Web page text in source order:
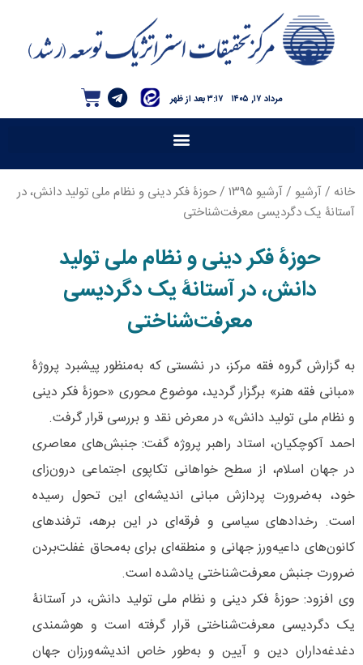
۳:۱۷ بعد از ظهر مرداد ۱۷, ۱۴۰۵
خانه /آرشیو /آرشیو ۱۳۹۵
/ حوزۀ فکر دینی و نظام ملی تولید دانش، در
آستانۀ یک دگردیسی معرفت‌شناختی
حوزۀ فکر دینی و نظام ملی تولید
دانش، در آستانۀ یک دگردیسی
معرفت‌شناختی
به گزارش گروه فقه مرکز، در نشستی که به‌منظور پیشبرد پروژۀ
«مبانی فقه هنر» برگزار گردید، موضوع محوری «حوزۀ فکر دینی
و نظام ملی تولید دانش» در معرض نقد و بررسی قرار گرفت.
احمد آکوچکیان، استاد راهبر پروژه گفت: جنبش‌های معاصری
در جهان اسلام، از سطح خواهانی تکاپوی اجتماعی درون‌زای
خود، به‌ضرورت پردازش مبانی اندیشه‌ای این تحول رسیده‌
است. رخدادهای سیاسی و فرقه‌ای در این برهه، ترفندهای
کانون‌های داعیه‌ورز جهانی و منطقه‌ای برای به‌محاق غفلت‌بردن
ضرورت جنبش معرفت‌شناختی یادشده است.
وی افزود: حوزۀ فکر دینی و نظام ملی تولید دانش، در آستانۀ
یک دگردیسی معرفت‌شناختی قرار گرفته است و هوشمندی
دغدغه‌داران دین و آیین و به‌طور خاص اندیشه‌ورزان جهان